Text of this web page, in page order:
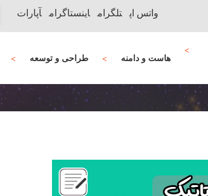
واتس اپ تلگرام اینستاگرام آپارات
هاست و دامنه طراحی و توسعه